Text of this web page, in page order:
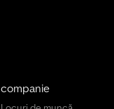
companie